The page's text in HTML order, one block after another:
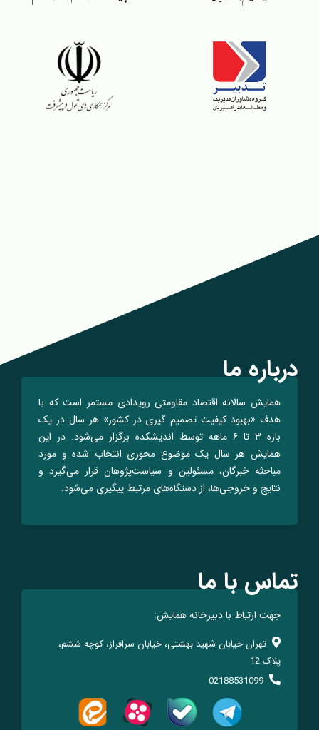
درباره ما
همایش سالانه اقتصاد مقاومتی رویدادی مستمر است که با
هدف «بهبود کیفیت تصمیم گیری در کشور» هر سال در یک
بازه ۳ تا ۶ ماهه توسط اندیشکده برگزار می‌شود. در این
همایش هر سال یک موضوع محوری انتخاب شده و مورد
مباحثه خبرگان، مسئولین و سیاست‌پژوهان قرار می‌گیرد و
نتایج و خروجی‌ها، از دستگاه‌های مرتبط پیگیری می‌شود.
تماس با ما
جهت ارتباط با دبیرخانه همایش:
تهران خیابان شهید بهشتی، خیابان سرافراز، کوچه ششم،
پلاک 12
02188531099